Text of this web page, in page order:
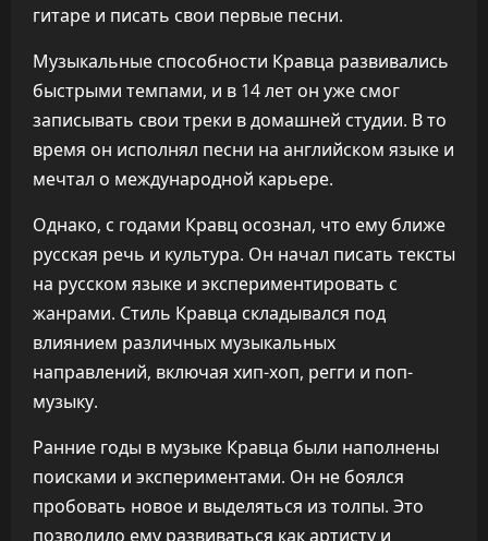
гитаре и писать свои первые песни.
Музыкальные способности Кравца развивались
быстрыми темпами, и в 14 лет он уже смог
записывать свои треки в домашней студии. В то
время он исполнял песни на английском языке и
мечтал о международной карьере.
Однако, с годами Кравц осознал, что ему ближе
русская речь и культура. Он начал писать тексты
на русском языке и экспериментировать с
жанрами. Стиль Кравца складывался под
влиянием различных музыкальных
направлений, включая хип-хоп, регги и поп-
музыку.
Ранние годы в музыке Кравца были наполнены
поисками и экспериментами. Он не боялся
пробовать новое и выделяться из толпы. Это
позволило ему развиваться как артисту и